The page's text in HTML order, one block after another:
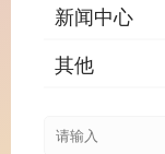
新闻中心
其他